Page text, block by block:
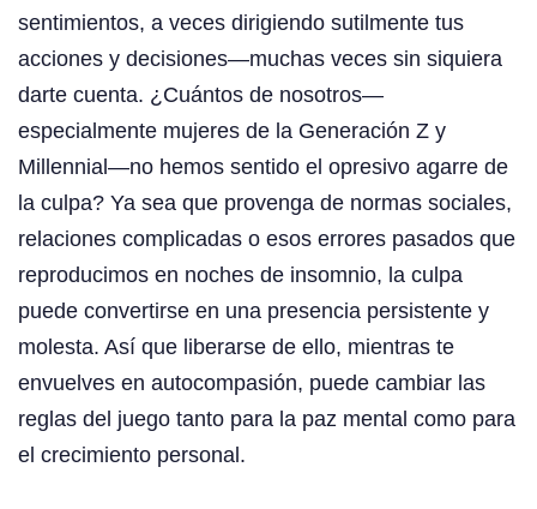
sentimientos, a veces dirigiendo sutilmente tus
acciones y decisiones—muchas veces sin siquiera
darte cuenta. ¿Cuántos de nosotros—
especialmente mujeres de la Generación Z y
Millennial—no hemos sentido el opresivo agarre de
la culpa? Ya sea que provenga de normas sociales,
relaciones complicadas o esos errores pasados que
reproducimos en noches de insomnio, la culpa
puede convertirse en una presencia persistente y
molesta. Así que liberarse de ello, mientras te
envuelves en autocompasión, puede cambiar las
reglas del juego tanto para la paz mental como para
el crecimiento personal.